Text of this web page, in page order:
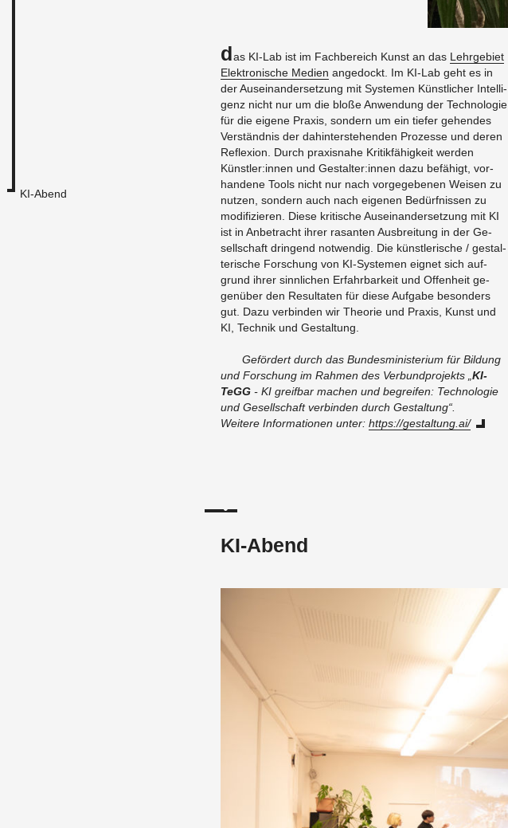
KI-Abend
Das KI-Lab ist im Fach­be­reich Kunst an das Lehr­ge­biet
Elek­tro­ni­sche Me­di­en an­ge­dockt. Im KI-Lab geht es in
der Aus­ein­an­der­set­zung mit Sys­te­men Künst­li­cher In­tel­li­
genz nicht nur um die bloße An­wen­dung der Tech­no­lo­gie
für die ei­ge­ne Pra­xis, son­dern um ein tie­fer ge­hen­des
Ver­ständ­nis der da­hin­ter­ste­hen­den Pro­zes­se und deren
Re­fle­xi­on. Durch pra­xis­na­he Kri­tik­fä­hig­keit wer­den
Künst­ler:innen und Ge­stal­ter:innen dazu be­fä­higt, vor­
han­de­ne Tools nicht nur nach vor­ge­ge­be­nen Wei­sen zu
nut­zen, son­dern auch nach ei­ge­nen Be­dürf­nis­sen zu
mo­di­fi­zie­ren. Diese kri­ti­sche Aus­ein­an­der­set­zung mit KI
ist in An­be­tracht ihrer ra­san­ten Aus­brei­tung in der Ge­
sell­schaft drin­gend not­wen­dig. Die künst­le­ri­sche / ge­stal­
te­ri­sche For­schung von KI-Sys­te­men eig­net sich auf­
grund ihrer sinn­li­chen Er­fahr­bar­keit und Of­fen­heit ge­
gen­über den Re­sul­ta­ten für diese Auf­ga­be be­son­ders
gut. Dazu ver­bin­den wir Theo­rie und Pra­xis, Kunst und
KI, Tech­nik und Ge­stal­tung.
Ge­för­dert durch das Bun­des­mi­nis­te­ri­um für Bil­dung
und For­schung im Rah­men des Ver­bund­pro­jekts „KI­
TeGG - KI greif­bar ma­chen und be­grei­fen: Tech­no­lo­gie
und Ge­sell­schaft ver­bin­den durch Ge­stal­tung“.
​Wei­te­re In­for­ma­tio­nen unter: https://​gestaltung.​ai/
KI-Abend